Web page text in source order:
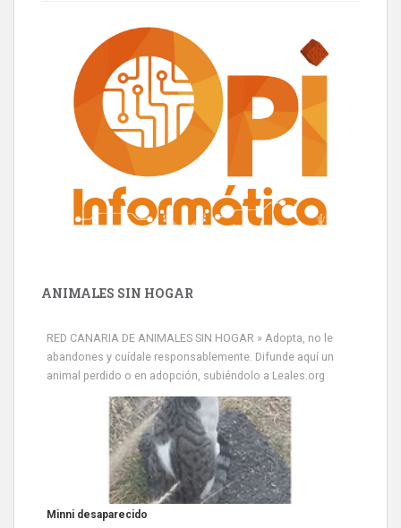
ANIMALES SIN HOGAR
RED CANARIA DE ANIMALES SIN HOGAR » Adopta, no le
abandones y cuídale responsablemente. Difunde aquí un
animal perdido o en adopción, subiéndolo a Leales.org
Minni desaparecido